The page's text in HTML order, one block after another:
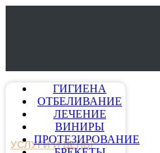
УСЛУГИ И ЦЕНЫ
ГИГИЕНА
ОТБЕЛИВАНИЕ
ЛЕЧЕНИЕ
ВИНИРЫ
ПРОТЕЗИРОВАНИЕ